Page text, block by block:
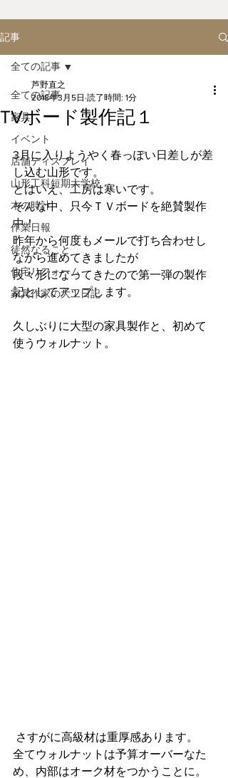
記事
全ての記事
家具
イベント
店舗ディスプレイ
山形工科短期大学校
木の時計
作業日報
徒然なること
住宅リフォーム
家具作家の大工日記
全ての記事
TVボード製作記１
芦野直之
2018年3月5日 読了時間: 1分
3月に入りようやく春っぽい日差しが差
し込む山形です。
とはいえ、工房は寒いです。
そんな中、只今ＴＶボードを絶賛製作
中！
昨年から何度もメールで打ち合わせし
ながら進めてきましたが
段々形になってきたので第一弾の製作
記としてアップします。
久しぶりに大型の家具製作と、初めて
使うウォルナット。
さすがに高級材は重厚感あります。
全てウォルナットは予算オーバーなた
め、内部はオーク材をつかうことに。